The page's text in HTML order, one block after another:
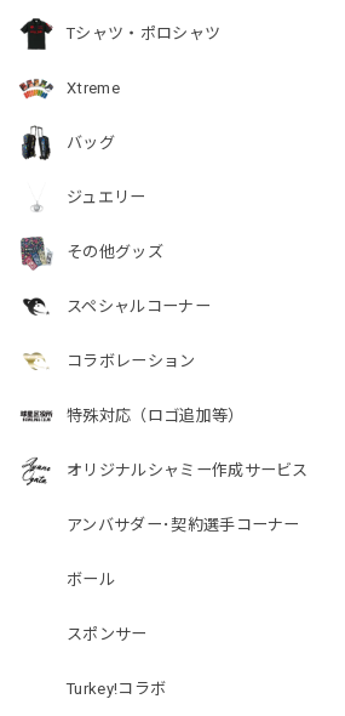
Tシャツ・ポロシャツ
Xtreme
バッグ
ジュエリー
その他グッズ
スペシャルコーナー
コラボレーション
特殊対応（ロゴ追加等）
オリジナルシャミー作成サービス
アンバサダー･契約選手コーナー
ボール
スポンサー
Turkey!コラボ